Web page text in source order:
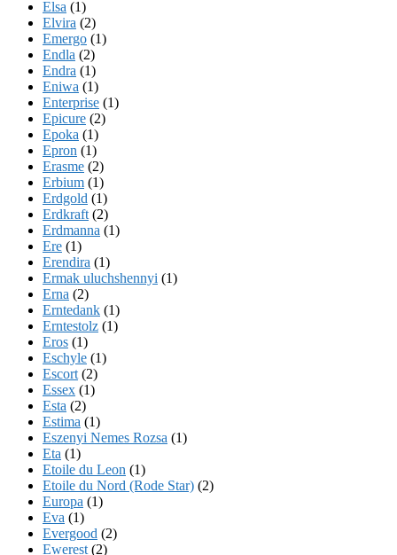
Elsa (1)
Elvira (2)
Emergo (1)
Endla (2)
Endra (1)
Eniwa (1)
Enterprise (1)
Epicure (2)
Epoka (1)
Epron (1)
Erasme (2)
Erbium (1)
Erdgold (1)
Erdkraft (2)
Erdmanna (1)
Ere (1)
Erendira (1)
Ermak uluchshennyi (1)
Erna (2)
Erntedank (1)
Erntestolz (1)
Eros (1)
Eschyle (1)
Escort (2)
Essex (1)
Esta (2)
Estima (1)
Eszenyi Nemes Rozsa (1)
Eta (1)
Etoile du Leon (1)
Etoile du Nord (Rode Star) (2)
Europa (1)
Eva (1)
Evergood (2)
Ewerest (2)